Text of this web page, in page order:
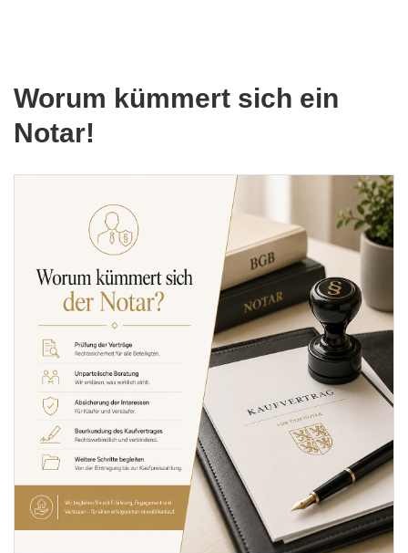
Worum kümmert sich ein
Notar!